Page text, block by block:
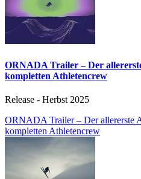
ORNADA Trailer – Der
kompletten Athletencrew
Release - Herbst 2025
ORNADA Trailer – Der allererste
kompletten Athletencrew